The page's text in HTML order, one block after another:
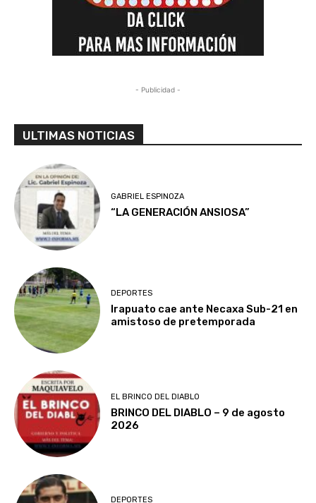
- Publicidad -
ULTIMAS NOTICIAS
GABRIEL ESPINOZA
“LA GENERACIÓN ANSIOSA”
DEPORTES
Irapuato cae ante Necaxa Sub-21 en
amistoso de pretemporada
EL BRINCO DEL DIABLO
BRINCO DEL DIABLO – 9 de agosto
2026
DEPORTES